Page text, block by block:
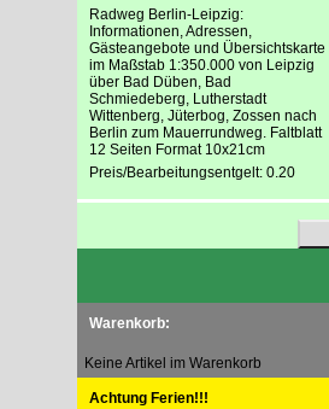
Radweg Berlin-Leipzig:
Informationen, Adressen,
Gästeangebote und Übersichtskarte
im Maßstab 1:350.000 von Leipzig
über Bad Düben, Bad
Schmiedeberg, Lutherstadt
Wittenberg, Jüterbog, Zossen nach
Berlin zum Mauerrundweg. Faltblatt
12 Seiten Format 10x21cm
Preis/Bearbeitungsentgelt: 0.20
Warenkorb:
Keine Artikel im Warenkorb
Achtung Ferien!!!